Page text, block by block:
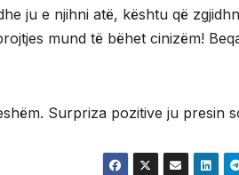
ju e njihni atë, kështu që
mund të bëhet cinizëm!
Surpriza pozitive ju presin